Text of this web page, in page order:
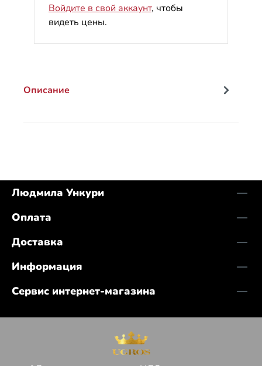
Войдите в свой аккаунт, чтобы
видеть цены.
Описание
Людмила Ункури
Оплата
Доставка
Информация
Сервис интернет-магазина